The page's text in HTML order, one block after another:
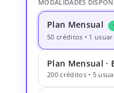
MODALIDADES
Plan Mensual
50 créditos • 1
Plan Mensual ·
200 créditos • 5